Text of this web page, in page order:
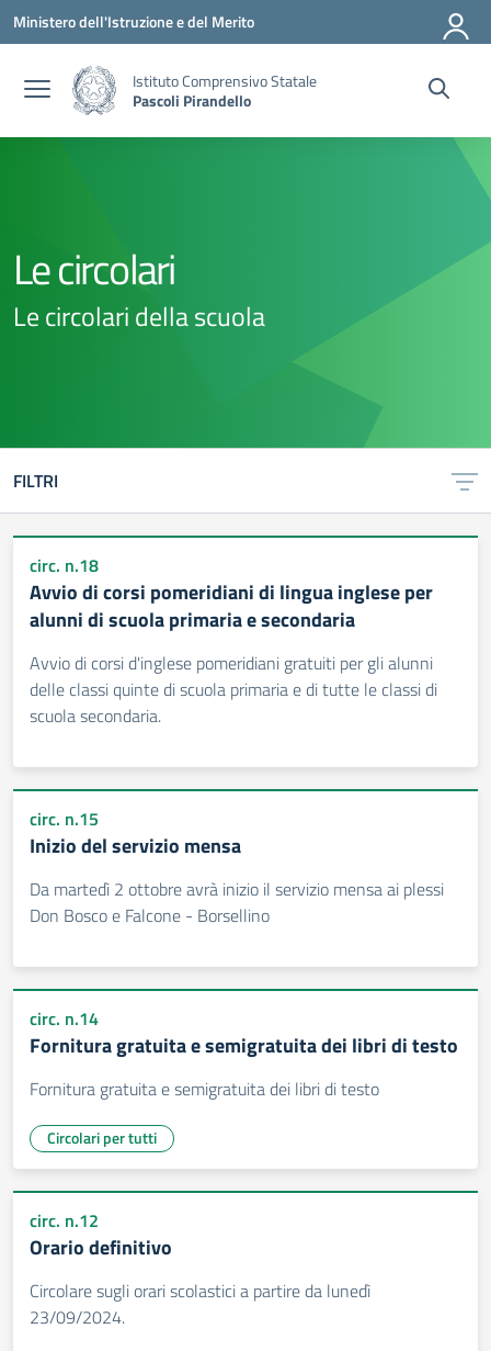
Vai ai contenuti
Vai al menu di navigazione
Vai al footer
Ministero dell'Istruzione e del Merito
Istituto Comprensivo Statale
Pascoli Pirandello
Le circolari
Le circolari della scuola
FILTRI
circ. n.18
Avvio di corsi pomeridiani di lingua inglese per
alunni di scuola primaria e secondaria
Avvio di corsi d'inglese pomeridiani gratuiti per gli alunni
delle classi quinte di scuola primaria e di tutte le classi di
scuola secondaria.
circ. n.15
Inizio del servizio mensa
Da martedì 2 ottobre avrà inizio il servizio mensa ai plessi
Don Bosco e Falcone - Borsellino
circ. n.14
Fornitura gratuita e semigratuita dei libri di testo
Fornitura gratuita e semigratuita dei libri di testo
Circolari per tutti
circ. n.12
Orario definitivo
Circolare sugli orari scolastici a partire da lunedì
23/09/2024.